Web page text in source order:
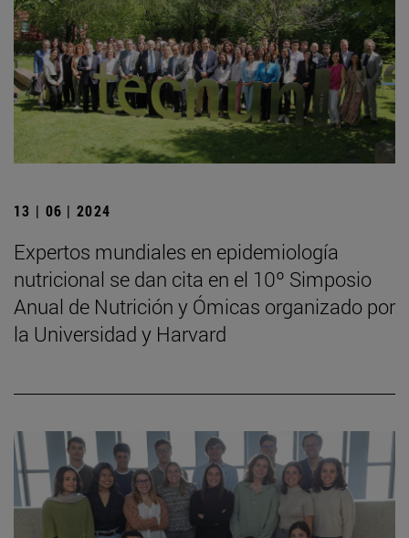
13 | 06 | 2024
Expertos mundiales en epidemiología
nutricional se dan cita en el 10º Simposio
Anual de Nutrición y Ómicas organizado por
la Universidad y Harvard